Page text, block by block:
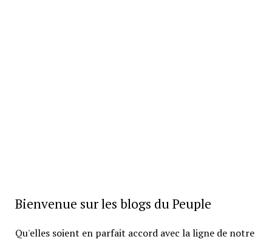
Bienvenue sur les blogs du Peuple
Qu'elles soient en parfait accord avec la ligne de notre